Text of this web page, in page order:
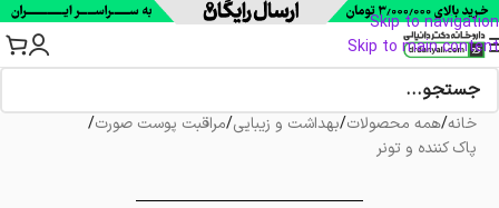
Skip to navigation
Skip to main content
خانه/همه محصولات/بهداشت و زیبایی/مراقبت پوست صورت/
پاک کننده و تونر